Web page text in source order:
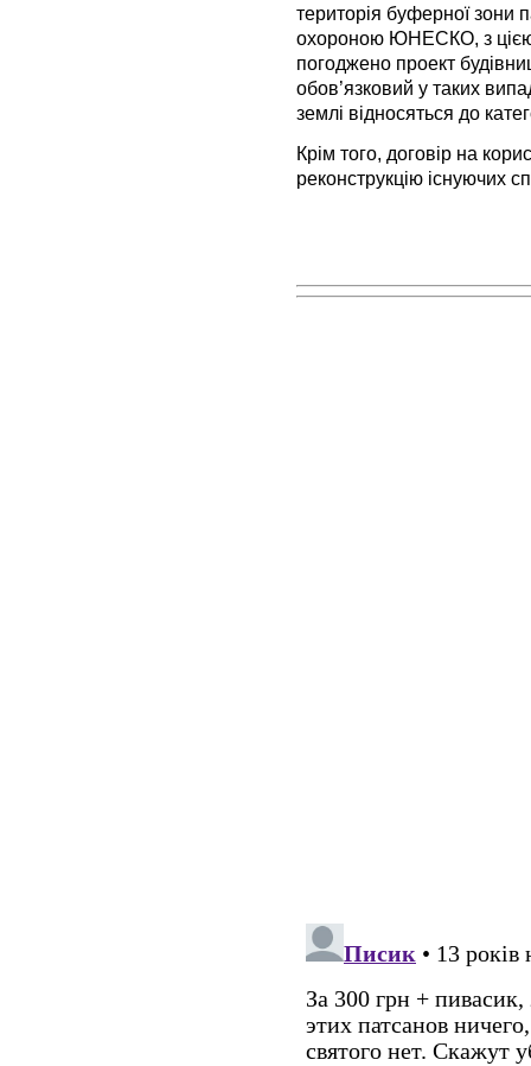
територія буферної зони
охороною ЮНЕСКО, з цією
погоджено проект
обов’язковий у таких
землі відносяться до
Крім того, договір на
реконструкцію існуючих